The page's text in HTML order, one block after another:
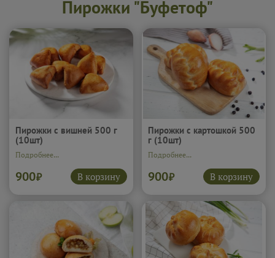
креветка с соусом терияки (15)
Мини сэндвич с курицей и
Подробнее...
Пирожки "Буфетоф"
Пирожки с вишней 500 г
(10шт)
Подробнее...
900₽ В корзину
Пирожки с картошкой 500
г (10шт)
Подробнее...
900₽ В корзину